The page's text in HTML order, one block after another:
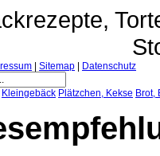
Sitemap Datenschutz
Kleingebäck Plätzchen, Kekse Brot,